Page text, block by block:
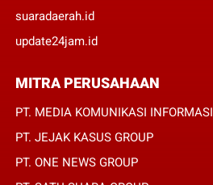
suaradaerah.id
update24jam.id
MITRA PERUSAHAAN
PT. MEDIA KOMUNIKASI INFORMASI
PT. JEJAK KASUS GROUP
PT. ONE NEWS GROUP